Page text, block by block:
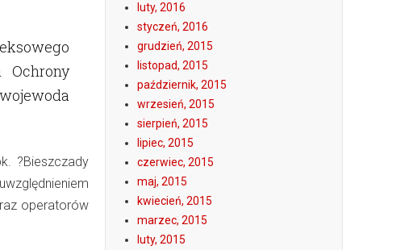
Ochrony
?Bieszczady
operatorów
luty, 2016
styczeń, 2016
grudzień, 2015
listopad, 2015
październik, 2015
wrzesień, 2015
sierpień, 2015
lipiec, 2015
czerwiec, 2015
maj, 2015
kwiecień, 2015
marzec, 2015
luty, 2015